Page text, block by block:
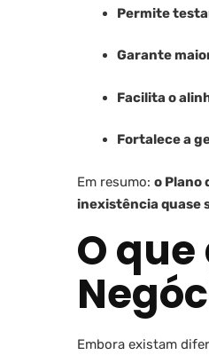
Permite
Garante
Facilita o
Fortalece a
Em resumo: o Plano
inexistência quase
O
Embora existam